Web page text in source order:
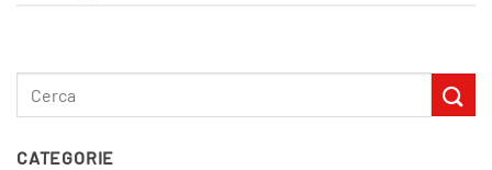
CATEGORIE